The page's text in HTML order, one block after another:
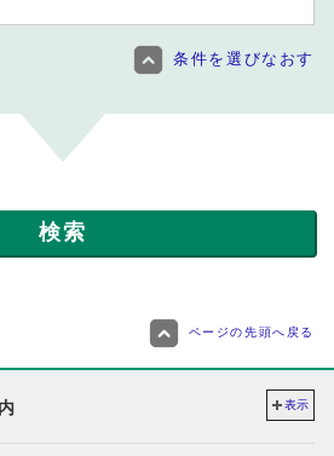
条件を選びなおす
ページの先頭へ戻る
表示